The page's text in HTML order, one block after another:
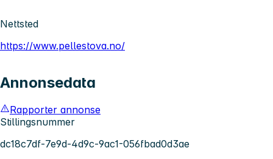
Nettsted
https://www.pellestova.no/
Annonsedata
Rapporter annonse
Stillingsnummer
dc18c7df-7e9d-4d9c-9ac1-056fbad0d3ae